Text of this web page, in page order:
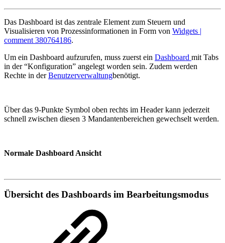
Das Dashboard ist das zentrale Element zum Steuern und
Visualisieren von Prozessinformationen in Form von Widgets |
comment 380764186.
Um ein Dashboard aufzurufen, muss zuerst ein Dashboard mit Tabs
in der “Konfiguration” angelegt worden sein. Zudem werden
Rechte in derBenutzerverwaltungbenötigt.
Über das 9-Punkte Symbol oben rechts im Header kann jederzeit
schnell zwischen diesen 3 Mandantenbereichen gewechselt werden.
Normale Dashboard Ansicht
Übersicht des Dashboards im Bearbeitungsmodus